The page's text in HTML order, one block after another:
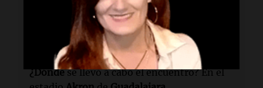
se realizó el partido? El partido se
llevó a cabo el 14 de octubre.
¿Dóndese llevó a cabo el encuentro? En el